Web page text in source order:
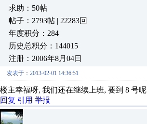
求助：50帖
帖子：2793帖 | 22283回
年度积分：284
历史总积分：144015
注册：2006年8月04日
发表于：2013-02-01 14:36:51
楼主幸福呀, 我们还在继续上班, 要到 8 号呢
回复 引用 举报